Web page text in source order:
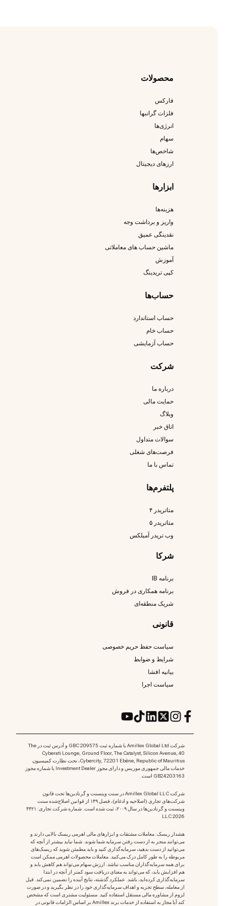
محصولات
فارکس
فلزات گرانبها
انرژی‌ها
سهام
شاخص‌ها
ارزهای دیجیتال
ابزارها
هزینه‌ها
واریز و برداشت وجه
نقدینگی عمیق
ماشین حساب های معاملاتی
آموزش
کپی تریدینگ
حساب‌ها
حساب استاندارد
حساب خام
حساب آزمایشی
شرکت
درباره ما
حمایت مالی
وبلاگ
اتاق خبر
سوالات متداول
فرصت‌های شغلی
تماس با ما
پلتفرم‌ها
متاتریدر ۴
متاتریدر ۵
وب تریدر آمیلکس
شرکا
برنامه IB
برنامه همکاری در فروش
شریک منطقه‌ای
قانونی
سیاست حفظ حریم خصوصی
شرایط و ضوابط
بیانیه افشا
سیاست اجرا
شرکت Amillex Global Ltd با شماره ثبت 209575 GBC و آدرس ثبت در The
Cyberati Lounge, Ground Floor, The Catalyst, Silicon Avenue, 40
Cybercity, 72201 Ebène, Republic of Mauritius، تحت نظارت کمیسیون
خدمات مالی جمهوری موریس و دارای مجوز Investment Dealer با شماره مجوز
GB24203163 است.
شرکت Amillex Global LLC در سنت وینسنت و گرنادین‌ها تحت قانون
شرکت‌های تجاری (اصلاحیه و ادغام)، فصل ۱۴۹ از قوانین اصلاح‌شده سنت
وینسنت و گرنادین‌ها در سال ۲۰۰۹، ثبت شده است. شماره شرکت تجاری: ۴۴۲۱
LLC 2026
هشدار ریسک: معاملات مشتقات و ابزارهای مالی اهرمی ریسک بالایی دارند و
می‌توانند منجر به از دست رفتن سرمایه شما شوند. شما نباید بیشتر از آنچه که
می‌توانید از دست بدهید، سرمایه‌گذاری کنید و باید مطمئن شوید که ریسک‌های
مربوطه را به طور کامل درک می‌کنید. معاملات محصولات اهرمی ممکن است
برای همه سرمایه‌گذاران مناسب نباشد. ارزش سهام می‌تواند هم کاهش یابد و
هم افزایش یابد، که می‌تواند به معنای دریافت سود کمتر از آنچه در ابتدا
سرمایه‌گذاری کرده‌اید، باشد. عملکرد گذشته، نتایج آینده را تضمین نمی‌کند. قبل
از معامله، سطح تجربه و اهداف سرمایه‌گذاری خود را در نظر بگیرید و در صورت
لزوم از مشاوره مالی مستقل استفاده کنید. مسئولیت مشتری است که مشخص
کند آیا مجاز به استفاده از خدمات برند Amillex بر اساس الزامات قانونی در